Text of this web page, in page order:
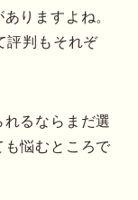
りますよね。
評判もそれぞ
るならまだ選
悩むところで